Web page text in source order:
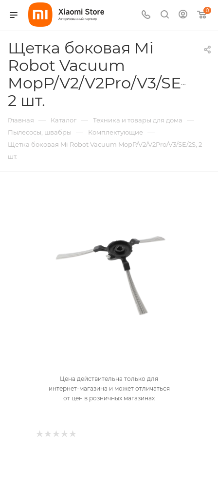
0
Щетка боковая Mi
Robot Vacuum
MopP/V2/V2Pro/V3/SE/2S,
2 шт.
Главная — Каталог — Техника и товары для дома —
Пылесосы, швабры — Комплектующие —
Щетка боковая Mi Robot Vacuum MopP/V2/V2Pro/V3/SE/2S, 2
шт.
Цена действительна только для
интернет-магазина и может отличаться
от цен в розничных магазинах